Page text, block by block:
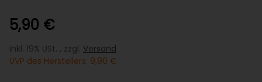
5,90 €
inkl. 19% USt. , zzgl. Versand
UVP des Herstellers: 9,90 €